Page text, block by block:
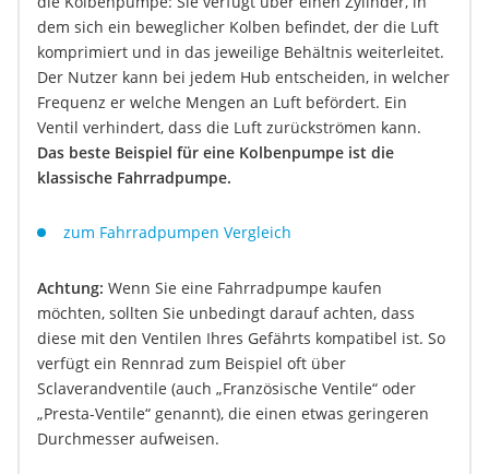
dem sich ein beweglicher Kolben befindet, der die Luft
komprimiert und in das jeweilige Behältnis weiterleitet.
Der Nutzer kann bei jedem Hub entscheiden, in welcher
Frequenz er welche Mengen an Luft befördert. Ein
Ventil verhindert, dass die Luft zurückströmen kann.
Das beste Beispiel für eine Kolbenpumpe ist die
klassische Fahrradpumpe.
zum Fahrradpumpen Vergleich
Achtung: Wenn Sie eine Fahrradpumpe kaufen
möchten, sollten Sie unbedingt darauf achten, dass
diese mit den Ventilen Ihres Gefährts kompatibel ist. So
verfügt ein Rennrad zum Beispiel oft über
Sclaverandventile (auch „Französische Ventile“ oder
„Presta-Ventile“ genannt), die einen etwas geringeren
Durchmesser aufweisen.